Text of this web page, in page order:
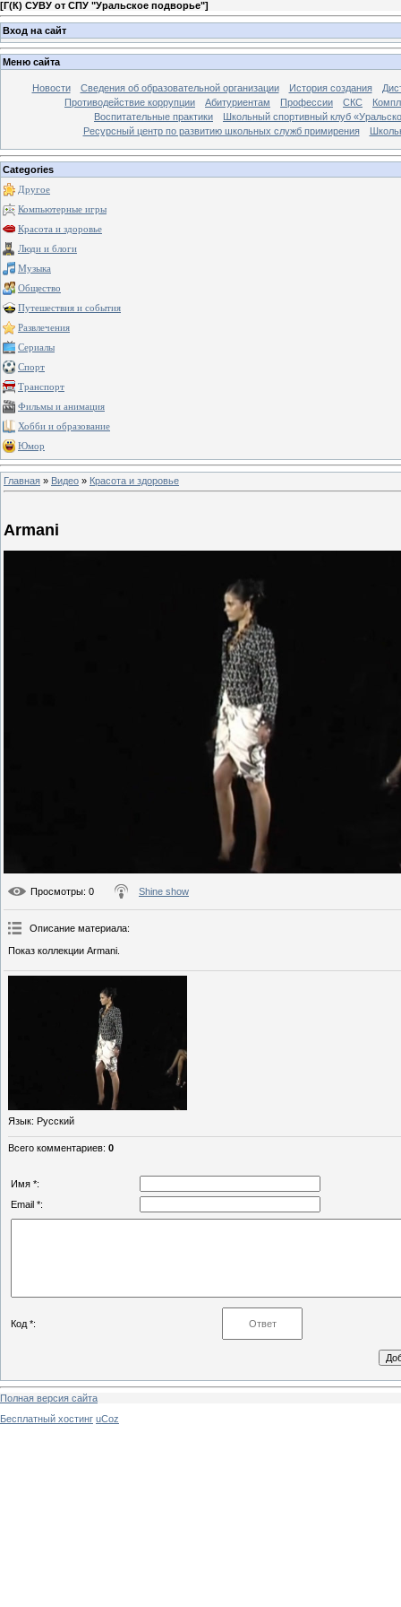
[Г(К) СУВУ от СПУ "Уральское подворье"]
Вход на сайт
Меню сайта
Новости Сведения об образовательной организации История создания
Противодействие коррупции
Абитуриентам Профессии СКС
Воспитательные практики
Школьный спортивный клуб
Ресурсный центр по развитию школьных служб примирения
Categories
Другое
Компьютерные игры
Красота и здоровье
Люди и блоги
Музыка
Общество
Путешествия и события
Развлечения
Сериалы
Спорт
Транспорт
Фильмы и анимация
Хобби и образование
Юмор
Главная » Видео » Красота и здоровье
Armani
Просмотры: 0 Shine show
Описание материала:
Показ коллекции Armani.
Язык: Русский
Всего комментариев: 0
Имя *:
Email *:
Код *:
Полная версия сайта
Бесплатный хостинг uCoz